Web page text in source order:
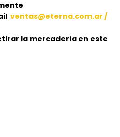
ventas@eterna.com.ar /
la mercadería en este